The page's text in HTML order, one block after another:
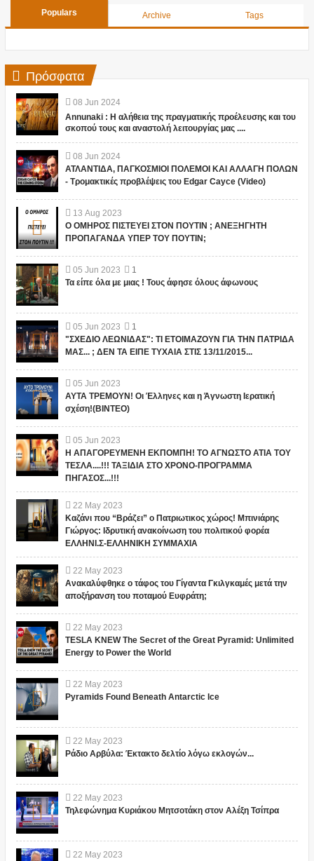
Populars Archive Tags
Πρόσφατα
08 Jun 2024
Annunaki : Η αλήθεια της πραγματικής προέλευσης και του
σκοπού τους και αναστολή λειτουργίας μας ....
08 Jun 2024
ΑΤΛΑΝΤΙΔΑ, ΠΑΓΚΟΣΜΙΟΙ ΠΟΛΕΜΟΙ ΚΑΙ ΑΛΛΑΓΗ ΠΟΛΩΝ
- Τρομακτικές προβλέψεις του Edgar Cayce (Video)
13 Aug 2023
Ο ΟΜΗΡΟΣ ΠΙΣΤΕΥΕΙ ΣΤΟΝ ΠΟΥΤΙΝ ; ΑΝΕΞΗΓΗΤΗ
ΠΡΟΠΑΓΑΝΔΑ ΥΠΕΡ ΤΟΥ ΠΟΥΤΙΝ;
05 Jun 2023
1
Τα είπε όλα με μιας ! Τους άφησε όλους άφωνους
05 Jun 2023
1
"ΣΧΕΔΙΟ ΛΕΩΝΙΔΑΣ": ΤΙ ΕΤΟΙΜΑΖΟΥΝ ΓΙΑ ΤΗΝ ΠΑΤΡΙΔΑ
ΜΑΣ... ; ΔΕΝ ΤΑ ΕΙΠΕ ΤΥΧΑΙΑ ΣΤΙΣ 13/11/2015...
05 Jun 2023
ΑΥΤΑ ΤΡΕΜΟΥΝ! Οι Έλληνες και η Άγνωστη Ιερατική
σχέση!(ΒΙΝΤΕΟ)
05 Jun 2023
Η ΑΠΑΓΟΡΕΥΜΕΝΗ ΕΚΠΟΜΠΗ! ΤΟ ΑΓΝΩΣΤΟ ΑΤΙΑ ΤΟΥ
ΤΕΣΛΑ....!!! ΤΑΞΙΔΙΑ ΣΤΟ ΧΡΟΝΟ-ΠΡΟΓΡΑΜΜΑ
ΠΗΓΑΣΟΣ...!!!
22 May 2023
Καζάνι που “Βράζει” ο Πατριωτικος χώρος! Μπινιάρης
Γιώργος: Ιδρυτική ανακοίνωση του πολιτικού φορέα
ΕΛΛΗΝΙ.Σ-ΕΛΛΗΝΙΚΗ ΣΥΜΜΑΧΙΑ
22 May 2023
Ανακαλύφθηκε ο τάφος του Γίγαντα Γκιλγκαμές μετά την
αποξήρανση του ποταμού Ευφράτη;
22 May 2023
TESLA KNEW The Secret of the Great Pyramid: Unlimited
Energy to Power the World
22 May 2023
Pyramids Found Beneath Antarctic Ice
22 May 2023
Ράδιο Αρβύλα: Έκτακτο δελτίο λόγω εκλογών...
22 May 2023
Τηλεφώνημα Κυριάκου Μητσοτάκη στον Αλέξη Τσίπρα
22 May 2023